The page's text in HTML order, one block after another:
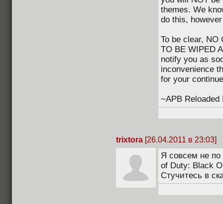
themes. We
do this,
To be clear, NO
TO BE WIPED
notify you as
inconvenience
for your
~APB Reloaded
trixtora [26.04.2011 в 23:03]
Я совсем не по
of Duty: Black
Стучитесь в